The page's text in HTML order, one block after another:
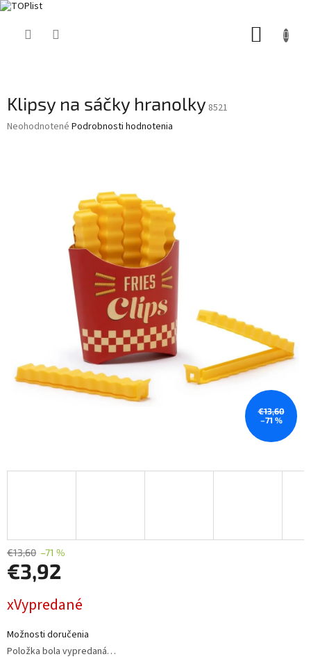
Klipsy na sáčky hranolky 8521
Priemerné
Neohodnotené Podrobnosti hodnotenia
€13,60
–71 %
€13,60 –71 %
€3,92
cena:
xVypredané
Možnosti doručenia
Položka bola vypredaná…